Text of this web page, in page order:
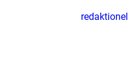
redaktionel